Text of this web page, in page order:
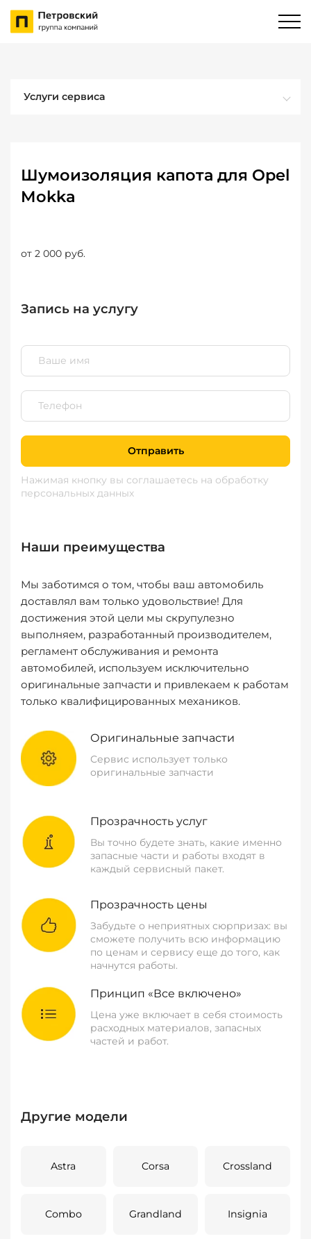
Услуги сервиса
Шумоизоляция капота для Opel
Mokka
от 2 000 руб.
Запись на услугу
Отправить
Нажимая кнопку вы соглашаетесь на обработку
персональных данных
Наши преимущества
Мы заботимся о том, чтобы ваш автомобиль
доставлял вам только удовольствие! Для
достижения этой цели мы скрупулезно
выполняем, разработанный производителем,
регламент обслуживания и ремонта
автомобилей, используем исключительно
оригинальные запчасти и привлекаем к работам
только квалифицированных механиков.
Оригинальные запчасти
Сервис использует только
оригинальные запчасти
Прозрачность услуг
Вы точно будете знать, какие именно
запасные части и работы входят в
каждый сервисный пакет.
Прозрачность цены
Забудьте о неприятных сюрпризах: вы
сможете получить всю информацию
по ценам и сервису еще до того, как
начнутся работы.
Принцип «Все включено»
Цена уже включает в себя стоимость
расходных материалов, запасных
частей и работ.
Другие модели
Astra Corsa Crossland
Combo Grandland Insignia